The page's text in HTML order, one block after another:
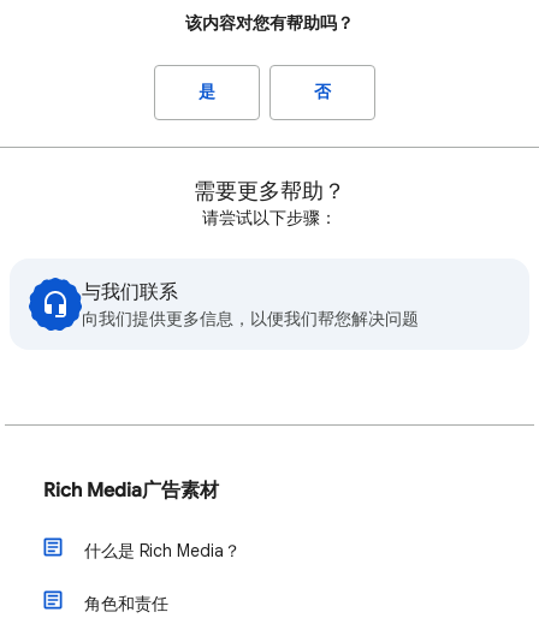
该内容对您有帮助吗？
是 否
需要更多帮助？
请尝试以下步骤：
与我们联系
向我们提供更多信息，以便我们帮您解决问题
Rich Media广告素材
什么是 Rich Media？
角色和责任